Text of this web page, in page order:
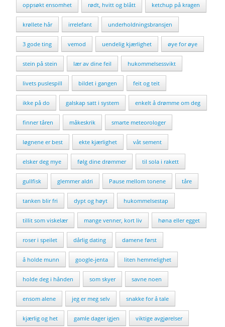
oppsøkt ensomhet rødt, hvitt og blått ketchup på kragen
krøllete hår irrelefant underholdningsbransjen
3 gode ting vemod uendelig kjærlighet øye for øye
stein på stein lær av dine feil hukommelsessvikt
livets puslespill bildet i gangen feit og teit
ikke på do galskap satt i system enkelt å drømme om deg
finner tåren måkeskrik smarte meteorologer
løgnene er best ekte kjærlighet våt sement
elsker deg mye følg dine drømmer til sola i rakett
gullfisk glemmer aldri Pause mellom tonene tåre
tanken blir fri dypt og høyt hukommelsestap
tillit som viskelær mange venner, kort liv høna eller egget
roser i speilet dårlig dating damene først
å holde munn google-jenta liten hemmelighet
holde deg i hånden som skyer savne noen
ensom alene jeg er meg selv snakke for å tale
kjærlig og het gamle dager igjen viktige avgjørelser